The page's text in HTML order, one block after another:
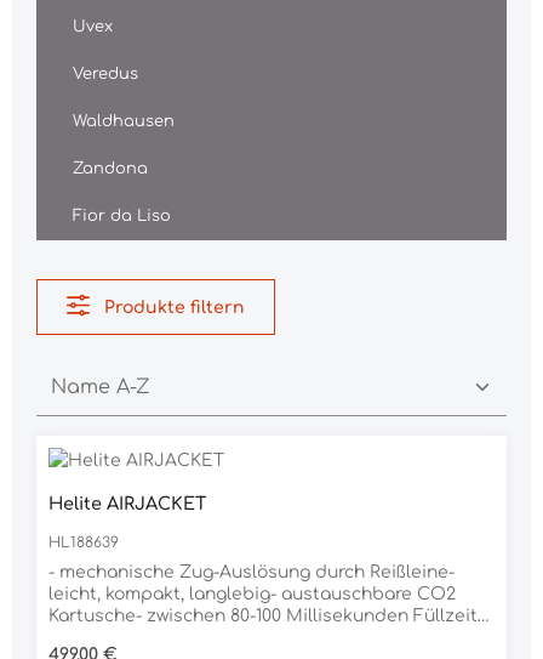
Uvex
Veredus
Waldhausen
Zandona
Fior da Liso
Produkte filtern
Helite AIRJACKET
HL188639
- mechanische Zug-Auslösung durch Reißleine-
leicht, kompakt, langlebig- austauschbare CO2
Kartusche- zwischen 80-100 Millisekunden Füllzeit-
Regulärer Preis:
499,00 €